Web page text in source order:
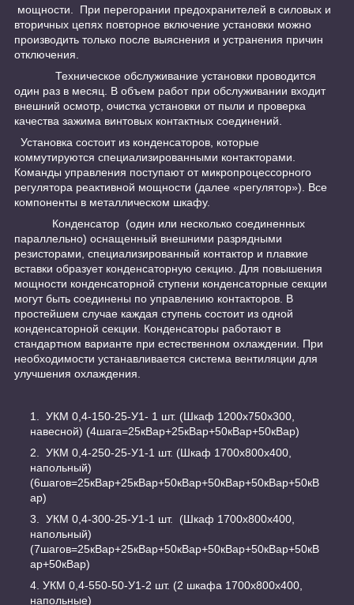
мощности. При перегорании предохранителей в силовых и
вторичных цепях повторное включение установки можно
производить только после выяснения и устранения причин
отключения.
Техническое обслуживание установки проводится
один раз в месяц. В объем работ при обслуживании входит
внешний осмотр, очистка установки от пыли и проверка
качества зажима винтовых контактных соединений.
Установка состоит из конденсаторов, которые
коммутируются специализированными контакторами.
Команды управления поступают от микропроцессорного
регулятора реактивной мощности (далее «регулятор»). Все
компоненты в металлическом шкафу.
Конденсатор (один или несколько соединенных
параллельно) оснащенный внешними разрядными
резисторами, специализированный контактор и плавкие
вставки образует конденсаторную секцию. Для повышения
мощности конденсаторной ступени конденсаторные секции
могут быть соединены по управлению контакторов. В
простейшем случае каждая ступень состоит из одной
конденсаторной секции. Конденсаторы работают в
стандартном варианте при естественном охлаждении. При
необходимости устанавливается система вентиляции для
улучшения охлаждения.
УКМ 0,4-150-25-У1- 1 шт. (Шкаф 1200х750х300,
навесной) (4шага=25кВар+25кВар+50кВар+50кВар)
УКМ 0,4-250-25-У1-1 шт. (Шкаф 1700х800х400,
напольный)
(6шагов=25кВар+25кВар+50кВар+50кВар+50кВар+50кВ
ар)
УКМ 0,4-300-25-У1-1 шт. (Шкаф 1700х800х400,
напольный)
(7шагов=25кВар+25кВар+50кВар+50кВар+50кВар+50кВ
ар+50кВар)
УКМ 0,4-550-50-У1-2 шт. (2 шкафа 1700х800х400,
напольные)